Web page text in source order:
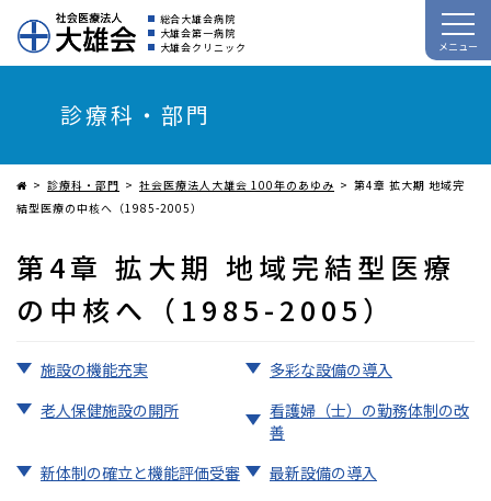
総合大雄会病院
大雄会第一病院
大雄会クリニック
メニュー
診療科・部門
診療科・部門 社会医療法人大雄会 100年のあゆみ
第4章 拡大期 地域完
結型医療の中核へ（1985-2005）
第4章 拡大期 地域完結型医療
の中核へ（1985-2005）
施設の機能充実
多彩な設備の導入
老人保健施設の開所
看護婦（士）の勤務体制の改
善
新体制の確立と機能評価受審
最新設備の導入